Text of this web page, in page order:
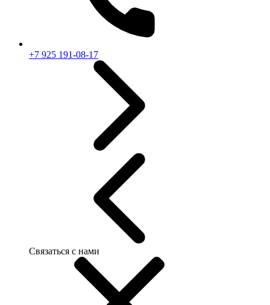
+7 925 191-08-17
Связаться с нами